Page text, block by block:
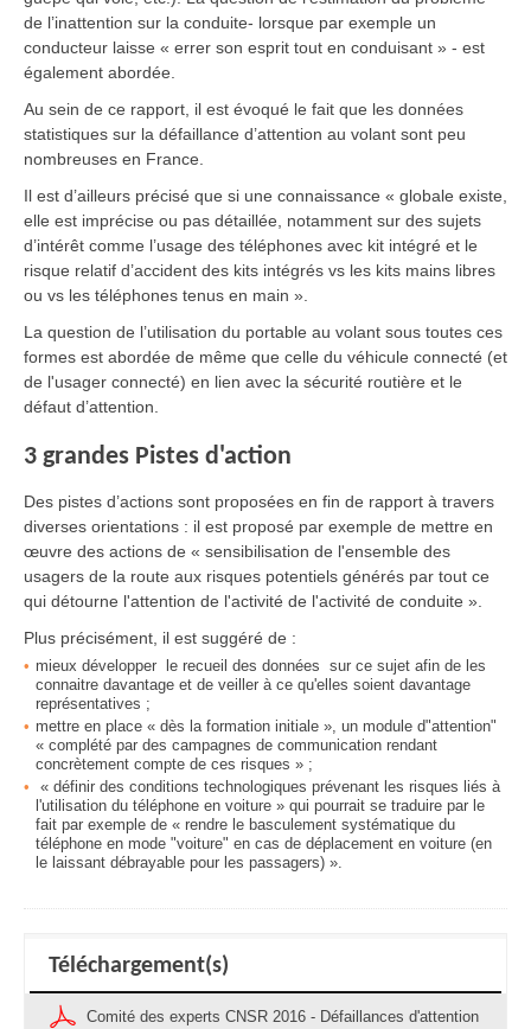
de l’inattention sur la conduite- lorsque par exemple un
conducteur laisse « errer son esprit tout en conduisant » - est
également abordée.
Au sein de ce rapport, il est évoqué le fait que les données
statistiques sur la défaillance d’attention au volant sont peu
nombreuses en France.
Il est d’ailleurs précisé que si une connaissance « globale existe,
elle est imprécise ou pas détaillée, notamment sur des sujets
d’intérêt comme l’usage des téléphones avec kit intégré et le
risque relatif d’accident des kits intégrés vs les kits mains libres
ou vs les téléphones tenus en main ».
La question de l’utilisation du portable au volant sous toutes ces
formes est abordée de même que celle du véhicule connecté (et
de l'usager connecté) en lien avec la sécurité routière et le
défaut d’attention.
3 grandes Pistes d'action
Des pistes d’actions sont proposées en fin de rapport à travers
diverses orientations : il est proposé par exemple de mettre en
œuvre des actions de « sensibilisation de l'ensemble des
usagers de la route aux risques potentiels générés par tout ce
qui détourne l'attention de l'activité de l'activité de conduite ».
Plus précisément, il est suggéré de :
mieux développer le recueil des données sur ce sujet afin de les
connaitre davantage et de veiller à ce qu'elles soient davantage
représentatives ;
mettre en place « dès la formation initiale », un module d"attention"
« complété par des campagnes de communication rendant
concrètement compte de ces risques » ;
« définir des conditions technologiques prévenant les risques liés à
l'utilisation du téléphone en voiture » qui pourrait se traduire par le
fait par exemple de « rendre le basculement systématique du
téléphone en mode "voiture" en cas de déplacement en voiture (en
le laissant débrayable pour les passagers) ».
Téléchargement(s)
Comité des experts CNSR 2016 - Défaillances d'attention